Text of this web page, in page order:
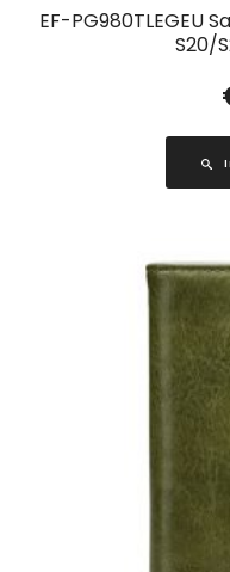
EF-PG980TLEGEU
S20/